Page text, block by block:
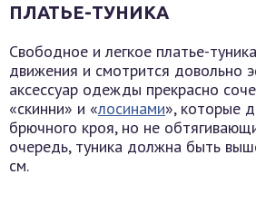
ПЛАТЬЕ-ТУНИКА
Свободное и легкое платье-
движения и смотрится довольно
аксессуар одежды прекрасно
«скинни» и «лосинами», которые
брючного кроя, но не
очередь, туника должна быть
см.